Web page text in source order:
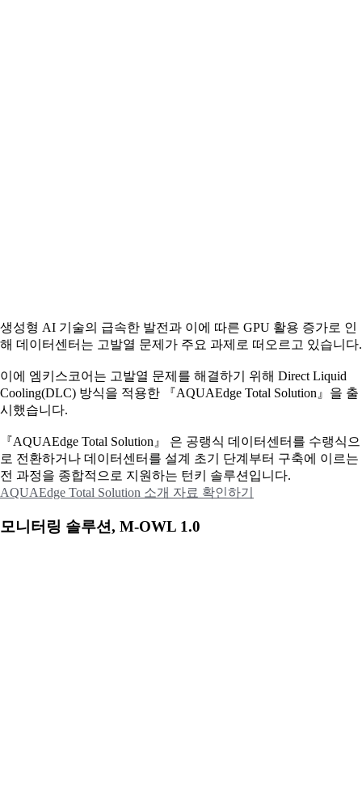
생성형 AI 기술의 급속한 발전과 이에 따른 GPU 활용 증가로 인
해 데이터센터는 고발열 문제가 주요 과제로 떠오르고 있습니다.
이에 엠키스코어는 고발열 문제를 해결하기 위해 Direct Liquid
Cooling(DLC) 방식을 적용한 『AQUAEdge Total Solution』을 출
시했습니다.
『AQUAEdge Total Solution』 은 공랭식 데이터센터를 수랭식으
로 전환하거나 데이터센터를 설계 초기 단계부터 구축에 이르는
전 과정을 종합적으로 지원하는 턴키 솔루션입니다.
AQUAEdge Total Solution 소개 자료 확인하기
모니터링 솔루션, M-OWL 1.0